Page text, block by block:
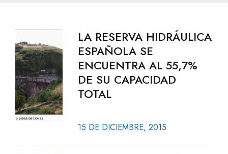
LA RESERVA HIDRÁULICA
ESPAÑOLA SE
ENCUENTRA AL 55,7%
DE SU CAPACIDAD
TOTAL
15 DE DICIEMBRE, 2015